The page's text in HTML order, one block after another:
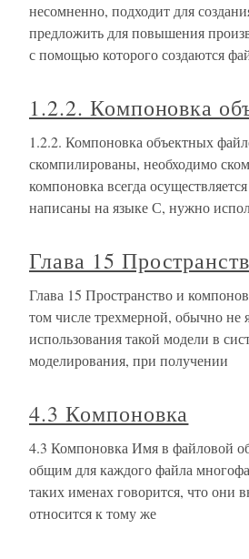
несомненно, подходит для
предложить для повышения
с помощью которого создаются
1.2.2. Компоновка
1.2.2. Компоновка объектных
скомпилированы, необходимо
компоновка всегда
написаны на языке С, нужно
Глава 15
Глава 15 Пространство и
том числе трехмерной, обычно не
использования такой модели в
моделирования, при получении
4.3 Компоновка
4.3 Компоновка Имя в файловой
общим для каждого файла
таких именах говорится, что
относится к тому же